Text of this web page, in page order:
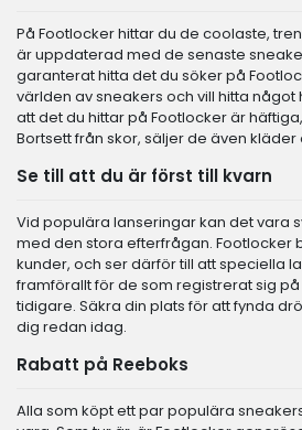
På Footlocker hittar du de coolaste,
är uppdaterad med de senaste
garanterat hitta det du söker på
världen av sneakers och vill hitta något
att det du hittar på Footlocker är
Bortsett från skor, säljer de även
Se till att du är först till kvarn
Vid populära lanseringar kan det vara
med den stora efterfrågan. Footlocker
kunder, och ser därför till att speciella
framförallt för de som registrerat sig
tidigare. Säkra din plats för att fynda
dig redan idag.
Rabatt på Reeboks
Alla som köpt ett par populära